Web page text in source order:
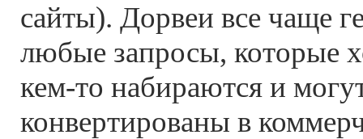
сайты). Дорвеи все чаще
любые запросы, которые
кем-то набираются и
конвертированы в